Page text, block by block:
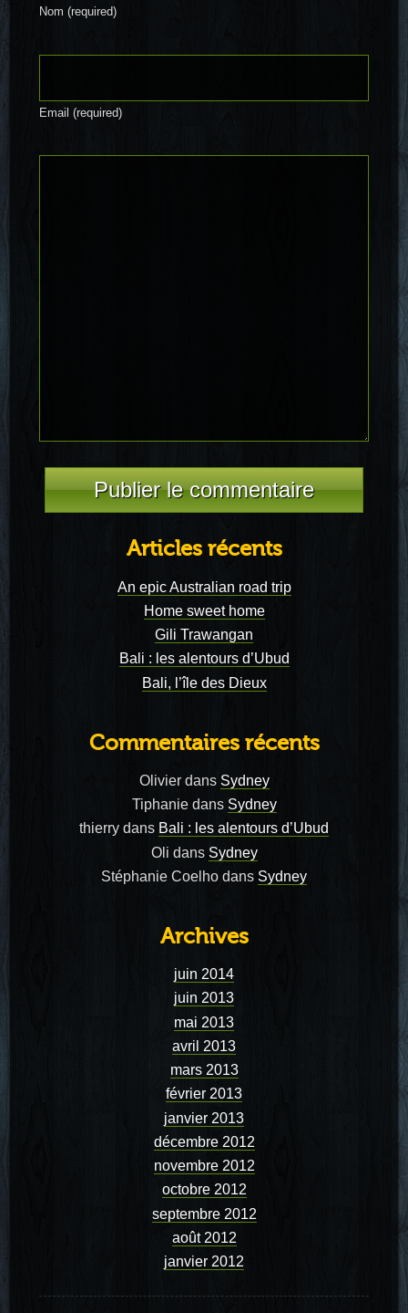
Nom (required)
Email (required)
Articles récents
An epic Australian road trip
Home sweet home
Gili Trawangan
Bali : les alentours d’Ubud
Bali, l’île des Dieux
Commentaires récents
Olivierdans Sydney
Tiphaniedans Sydney
thierry dans Bali : les alentours d’Ubud
Oli dans Sydney
Stéphanie Coelho dans Sydney
Archives
juin 2014
juin 2013
mai 2013
avril 2013
mars 2013
février 2013
janvier 2013
décembre 2012
novembre 2012
octobre 2012
septembre 2012
août 2012
janvier 2012